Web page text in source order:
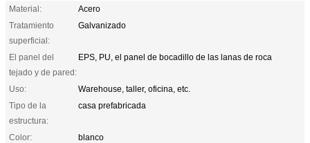
Material:
Acero
Tratamiento
superficial:
Galvanizado
El panel del
tejado y de pared:
EPS, PU, el panel de bocadillo de las lanas de roca
Uso:
Warehouse, taller, oficina, etc.
Tipo de la
estructura:
casa prefabricada
Color:
blanco